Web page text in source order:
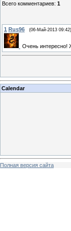
Всего комментариев: 1
1 Rus96 (06-Май-2013 09:42)
Очень интересно!
Calendar
Полная версия сайта